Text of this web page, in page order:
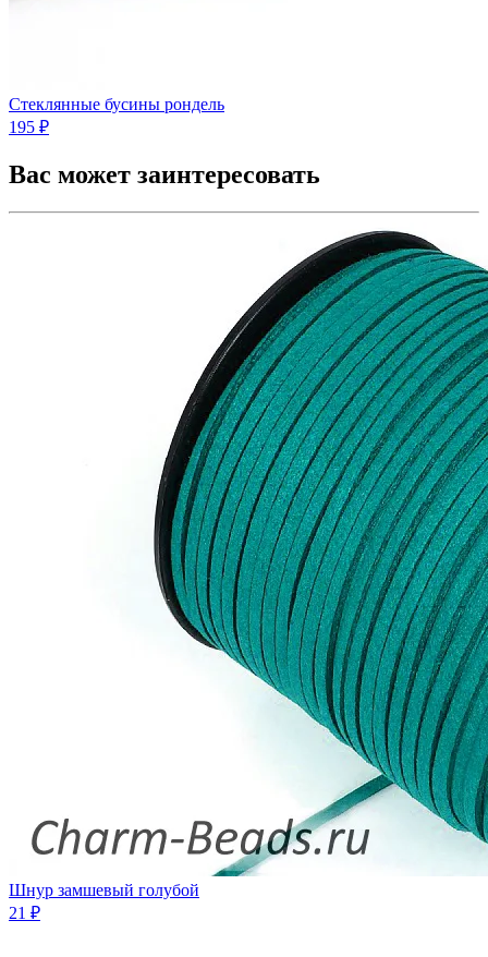
Стеклянные бусины рондель
195 ₽
Вас может заинтересовать
Шнур замшевый голубой
21 ₽